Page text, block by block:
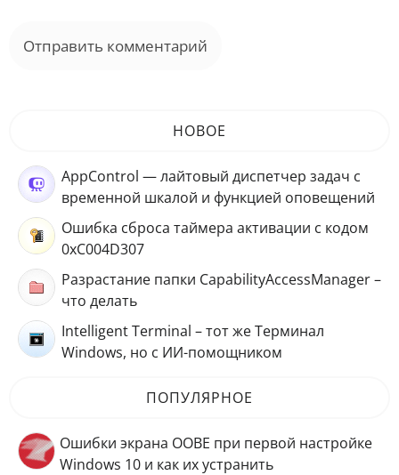
НОВОЕ
AppControl — лайтовый диспетчер задач с
временной шкалой и функцией оповещений
Ошибка сброса таймера активации с кодом
0xC004D307
Разрастание папки CapabilityAccessManager –
что делать
Intelligent Terminal – тот же Терминал
Windows, но с ИИ-помощником
ПОПУЛЯРНОЕ
Ошибки экрана OOBE при первой настройке
Windows 10 и как их устранить